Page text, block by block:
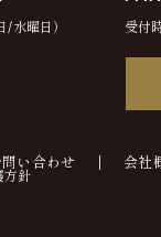
水曜日） 受付
問い合わせ 会社
方針